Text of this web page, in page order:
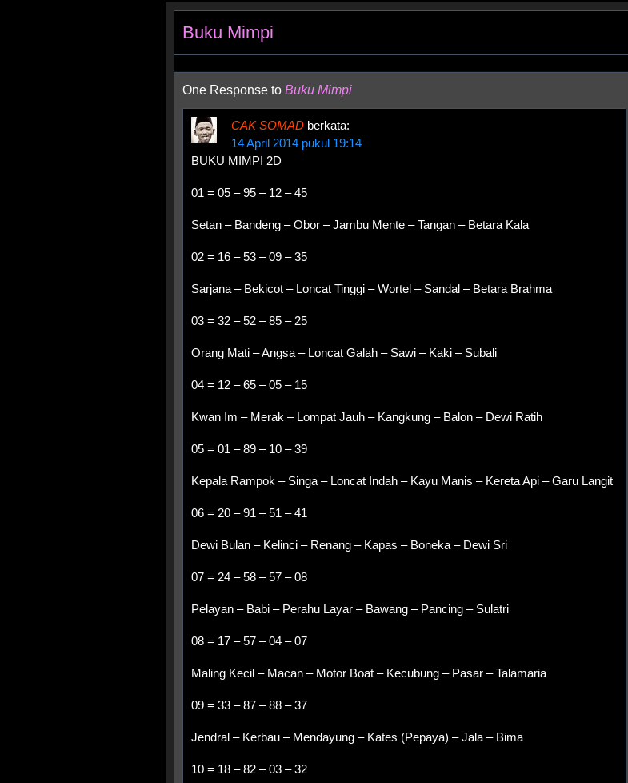
Buku Mimpi
One Response to Buku Mimpi
CAK SOMAD berkata:
14 April 2014 pukul 19:14
BUKU MIMPI 2D
01 = 05 – 95 – 12 – 45
Setan – Bandeng – Obor – Jambu Mente – Tangan – Betara Kala
02 = 16 – 53 – 09 – 35
Sarjana – Bekicot – Loncat Tinggi – Wortel – Sandal – Betara Brahma
03 = 32 – 52 – 85 – 25
Orang Mati – Angsa – Loncat Galah – Sawi – Kaki – Subali
04 = 12 – 65 – 05 – 15
Kwan Im – Merak – Lompat Jauh – Kangkung – Balon – Dewi Ratih
05 = 01 – 89 – 10 – 39
Kepala Rampok – Singa – Loncat Indah – Kayu Manis – Kereta Api – Garu Langit
06 = 20 – 91 – 51 – 41
Dewi Bulan – Kelinci – Renang – Kapas – Boneka – Dewi Sri
07 = 24 – 58 – 57 – 08
Pelayan – Babi – Perahu Layar – Bawang – Pancing – Sulatri
08 = 17 – 57 – 04 – 07
Maling Kecil – Macan – Motor Boat – Kecubung – Pasar – Talamaria
09 = 33 – 87 – 88 – 37
Jendral – Kerbau – Mendayung – Kates (Pepaya) – Jala – Bima
10 = 18 – 82 – 03 – 32